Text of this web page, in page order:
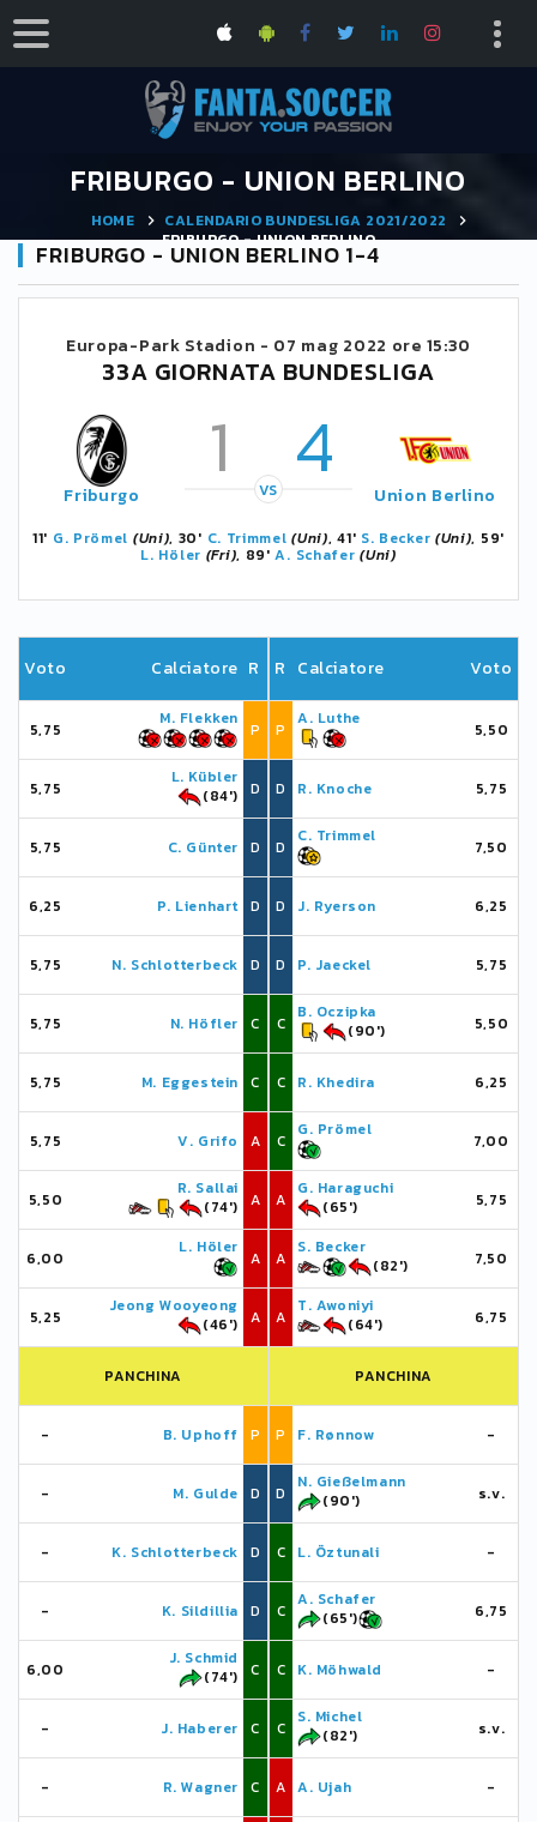
FRIBURGO - UNION BERLINO
HOME
CALENDARIO BUNDESLIGA 2021/2022
FRIBURGO - UNION BERLINO
FRIBURGO - UNION BERLINO 1-4
Europa-Park Stadion - 07 mag 2022 ore 15:30
33A GIORNATA BUNDESLIGA
Friburgo 1 4
VS Union Berlino
11' G. Prömel (Uni), 30' C. Trimmel (Uni), 41' S. Becker (Uni), 59'
L. Höler (Fri), 89'A. Schafer (Uni)
Voto Calciatore R
5,75
M. Flekken
P
5,75
L. Kübler
(84')
D
5,75 C. Günter D
6,25 P. Lienhart D
5,75 N. Schlotterbeck D
5,75 N. Höfler C
5,75 M. Eggestein C
5,75 V. Grifo A
5,50
R. Sallai
(74')
A
6,00
L. Höler
A
5,25
Jeong Wooyeong
(46')
A
PANCHINA
- B. Uphoff P
- M. Gulde D
- K. Schlotterbeck D
- K. Sildillia D
6,00
J. Schmid
(74')
C
- J. Haberer C
- R. Wagner C
R Calciatore Voto
P
A. Luthe
5,50
D R. Knoche 5,75
D
C. Trimmel
7,50
D J. Ryerson 6,25
D P. Jaeckel 5,75
C
B. Oczipka
(90')
5,50
C R. Khedira 6,25
C
G. Prömel
7,00
A
G. Haraguchi
(65')
5,75
A
S. Becker
(82')
7,50
A
T. Awoniyi
(64')
6,75
PANCHINA
P F. Rønnow -
D
N. Gießelmann
(90')
s.v.
C L. Öztunali -
C
A. Schafer
(65')
6,75
C K. Möhwald -
C
S. Michel
(82')
s.v.
A A. Ujah -